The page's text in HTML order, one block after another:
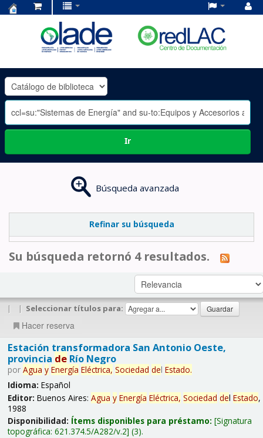
OLADE
-
Ir
Búsqueda avanzada
Refinar su búsqueda
Su búsqueda retornó 4 resultados.
| | Seleccionar títulos para:
Hacer reserva
Estación transformadora San Antonio Oeste,
provincia deRío Negro
por Agua y Energía Eléctrica, Sociedad del Estado.
Idioma: Español
Editor: Buenos Aires: Agua y Energía Eléctrica, Sociedad del Estado,
1988
Disponibilidad: Ítems disponibles para préstamo: Signatura
topográfica: 621.374.5/A282/v.2 (3).